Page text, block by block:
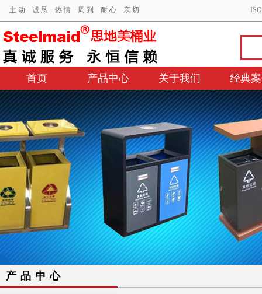
主 动 诚 恳 热 情 周 到 耐 心 亲 切
首页 产品中心 关于我们 经典
产品中心